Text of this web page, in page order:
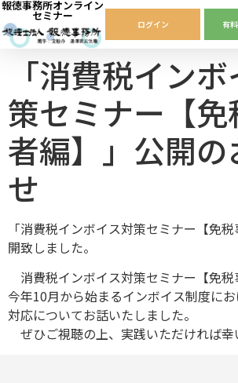
報徳事務所オンライン
セミナー
ログイン 有
「消費税イン
策セミナー【
者編】」公開の
せ
「消費税インボイス対策セミナー【免
開致しました。
消費税インボイス対策セミナー【免税
今年10月から始まるインボイス制度に
対応についてお話いたしました。
ぜひご視聴の上、実践いただければ幸